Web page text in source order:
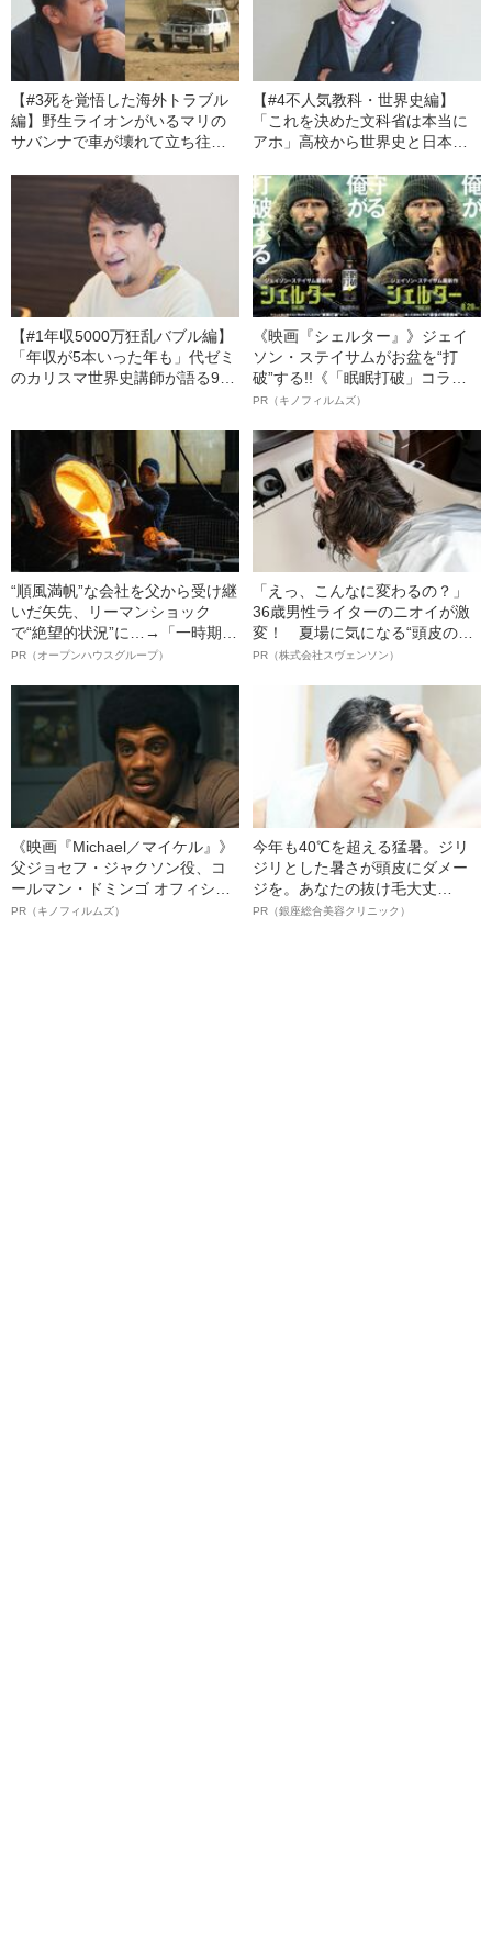
【#3死を覚悟した海外トラブル
編】野生ライオンがいるマリの
サバンナで車が壊れて立ち往
師が死を覚悟した“断トツにヤバ
かったツートップ”
【#4不人気教科・世界史編】
「これを決めた文科省は本当に
アホ」高校から世界史と日本史
怒るシンプルな理由「世界史は
昔から受験科目として不人気だ
けど…」
【#1年収5000万狂乱バブル編】
「年収が5本いった年も」代ゼミ
のカリスマ世界史講師が語る90
終わってたかも…」
《映画『シェルター』》ジェイ
ソン・ステイサムがお盆を“打
破”する!!《「眠眠打破」コラ
ボ》
PR（キノフィルムズ）
“順風満帆”な会社を父から受け継
いだ矢先、リーマンショック
で“絶望的状況”に…→「一時期は
納品3年待ち」のヒット商品を生
明かす、“逆転の戦術”
PR（オープンハウスグループ）
「えっ、こんなに変わるの？」
36歳男性ライターのニオイが激
変！ 夏場に気になる“頭皮のニ
オイ”や“ベタつき”を解消す
ト”が生み出した徹底ケアとは
PR（株式会社スヴェンソン）
《映画『Michael／マイケル』》
父ジョセフ・ジャクソン役、コ
ールマン・ドミンゴ オフィシャ
ルインタビュー“観客を魅了した
PR（キノフィルムズ）
今年も40℃を超える猛暑。ジリ
ジリとした暑さが頭皮にダメー
ジを。あなたの抜け毛大丈
夫！？
PR（銀座総合美容クリニック）